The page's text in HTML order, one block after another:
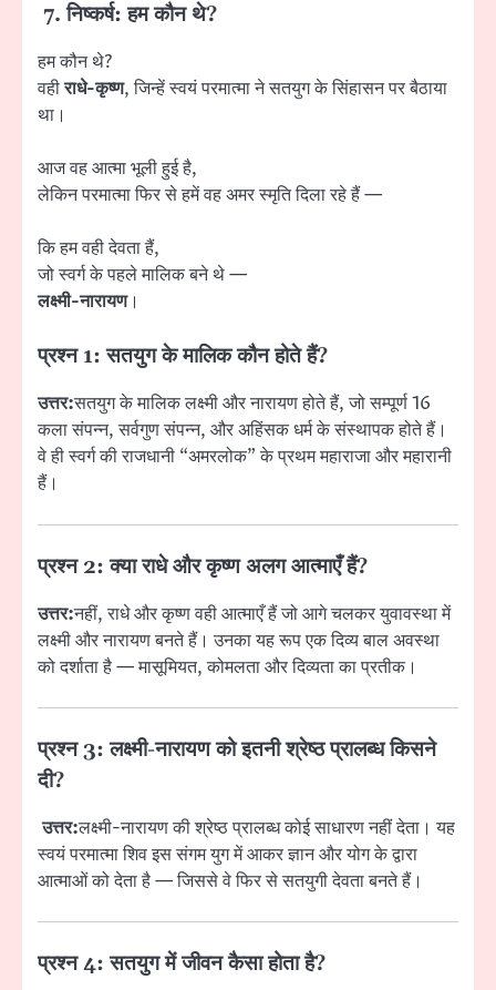
7. निष्कर्ष: हम कौन थे?
हम कौन थे?
वहीराधे-कृष्ण, जिन्हें स्वयं परमात्मा ने सतयुग के सिंहासन पर बैठाया
था।
आज वह आत्मा भूली हुई है,
लेकिन परमात्मा फिर से हमें वह अमर स्मृति दिला रहे हैं —
कि हम वही देवता हैं,
जो स्वर्ग के पहले मालिक बने थे —
लक्ष्मी-नारायण।
प्रश्न 1: सतयुग के मालिक कौन होते हैं?
उत्तर:सतयुग के मालिक लक्ष्मी और नारायण होते हैं, जो सम्पूर्ण 16
कला संपन्न, सर्वगुण संपन्न, और अहिंसक धर्म के संस्थापक होते हैं।
वे ही स्वर्ग की राजधानी “अमरलोक” के प्रथम महाराजा और महारानी
हैं।
प्रश्न 2: क्या राधे और कृष्ण अलग आत्माएँ हैं?
उत्तर:नहीं, राधे और कृष्ण वही आत्माएँ हैं जो आगे चलकर युवावस्था में
लक्ष्मी और नारायण बनते हैं। उनका यह रूप एक दिव्य बाल अवस्था
को दर्शाता है — मासूमियत, कोमलता और दिव्यता का प्रतीक।
प्रश्न 3: लक्ष्मी-नारायण को इतनी श्रेष्ठ प्रालब्ध किसने
दी?
उत्तर:लक्ष्मी-नारायण की श्रेष्ठ प्रालब्ध कोई साधारण नहीं देता। यह
स्वयं परमात्मा शिव इस संगम युग में आकर ज्ञान और योग के द्वारा
आत्माओं को देता है — जिससे वे फिर से सतयुगी देवता बनते हैं।
प्रश्न 4: सतयुग में जीवन कैसा होता है?